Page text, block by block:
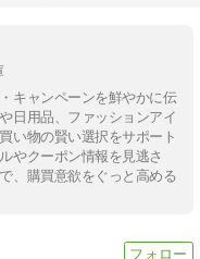
キャンペーンを鮮やかに伝
日用品、ファッションアイ
い物の賢い選択をサポート
やクーポン情報を見逃さ
、購買意欲をぐっと高める